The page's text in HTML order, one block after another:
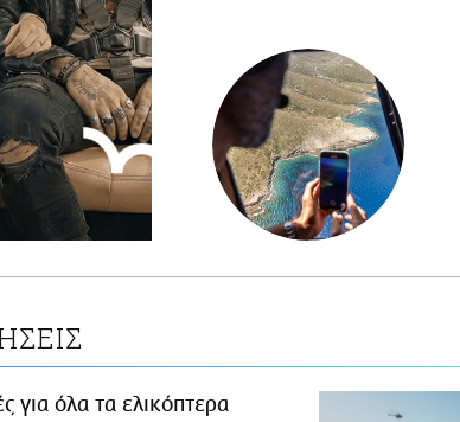
για όλα τα ελικόπτερα